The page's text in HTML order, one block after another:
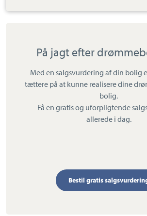
På jagt efter
Med en salgsvurdering af din bolig
tættere på at kunne realisere dine
bolig.
Få en gratis og uforpligtende
allerede i dag.
Bestil gratis